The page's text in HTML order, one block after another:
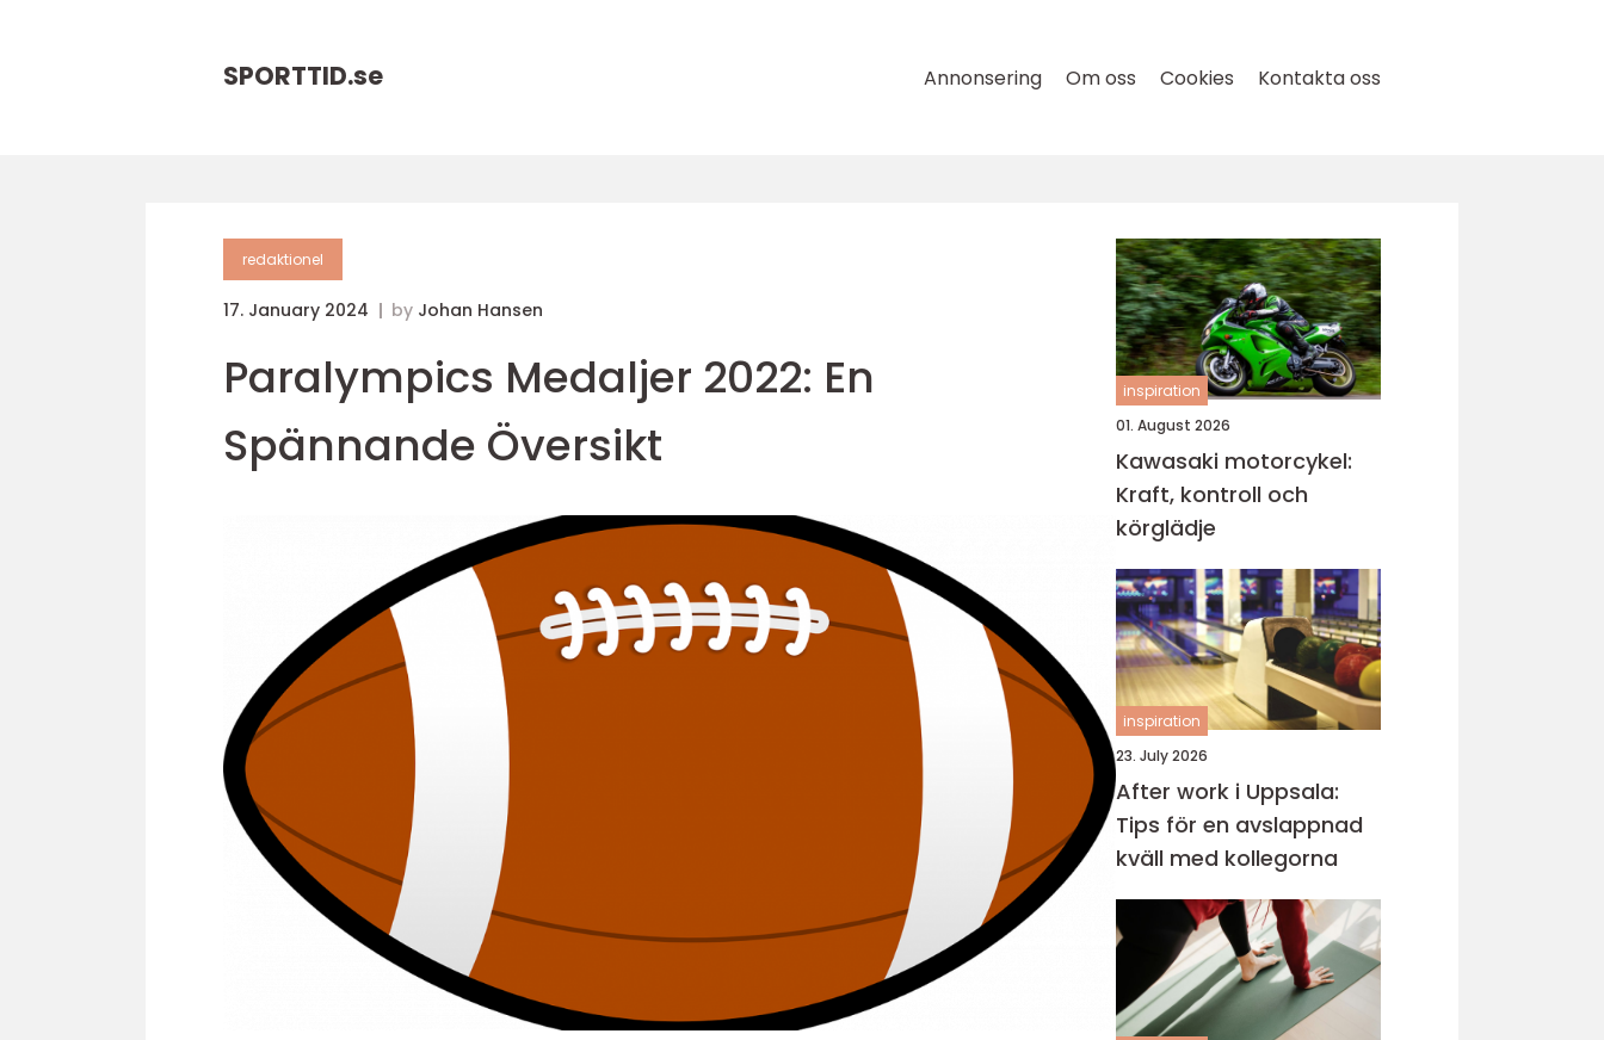
SPORTTID.se Annonsering Om oss Cookies Kontakta oss
redaktionel
17. January 2024 by Johan Hansen
Paralympics Medaljer 2022: En
Spännande Översikt
inspiration
01. August 2026
Kawasaki motorcykel:
Kraft, kontroll och
körglädje
inspiration
23. July 2026
After work i Uppsala:
Tips för en avslappnad
kväll med kollegorna